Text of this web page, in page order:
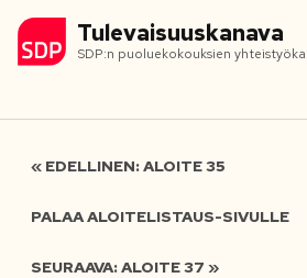
Tulevaisuuskanava
SDP:n puoluekokouksien
« EDELLINEN: ALOITE 35
PALAA ALOITELISTAUS-SIVULLE
SEURAAVA: ALOITE 37 »